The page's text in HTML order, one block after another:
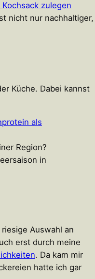
zulegen
nicht nur nachhaltiger,
Küche. Dabei kannst
als
Region?
in
Auswahl an
erst durch meine
. Da kam mir
hatte ich gar